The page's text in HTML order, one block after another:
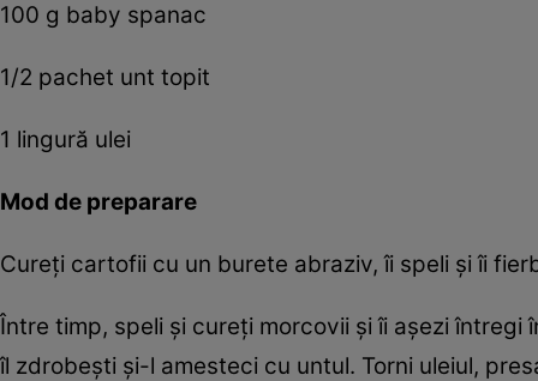
100 g baby spanac
1/2 pachet unt topit
1 lingură ulei
Mod de preparare
Cureți cartofii cu un burete abraziv, îi speli și îi
Între timp, speli și cureți morcovii și îi așezi
îl zdrobești și-l amesteci cu untul. Torni uleiul,